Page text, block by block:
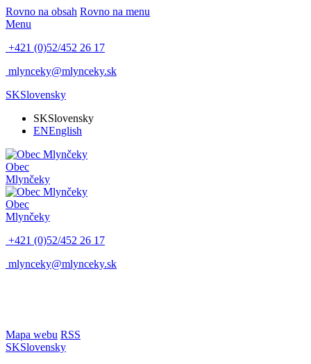
Rovno na obsah Rovno na menu
Menu
+421 (0)52/452 26 17
mlynceky@mlynceky.sk
SKSlovensky
SKSlovensky
ENEnglish
Obec
Mlynčeky
Obec
Mlynčeky
+421 (0)52/452 26 17
mlynceky@mlynceky.sk
Mapa webu RSS
SKSlovensky